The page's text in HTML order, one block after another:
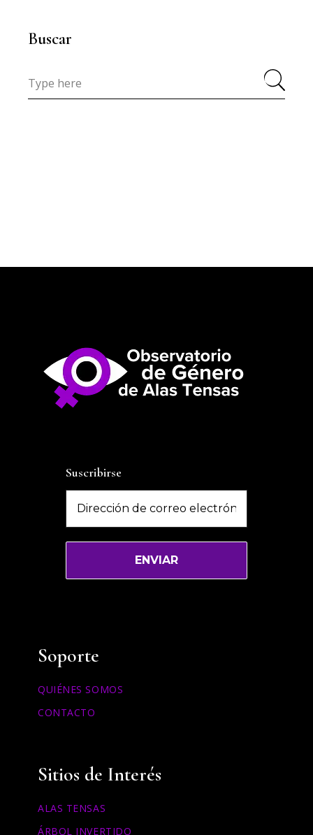
Buscar
for:
Suscribirse
Soporte
QUIÉNES SOMOS
CONTACTO
Sitios de Interés
ALAS TENSAS
ÁRBOL INVERTIDO